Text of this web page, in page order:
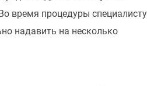
время процедуры специалисту
надавить на несколько